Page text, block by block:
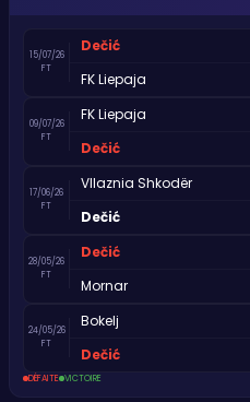
15/07/26
FT
Dečić
FK Liepaja
09/07/26
FT
FK Liepaja
Dečić
17/06/26
FT
Vllaznia Shkodër
Dečić
28/05/26
FT
Dečić
Mornar
24/05/26
FT
Bokelj
Dečić
DÉFAITE VICTOIRE